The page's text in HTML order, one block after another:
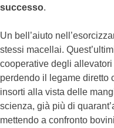
successo.
Un bell’aiuto
stessi macellai.
cooperative degli
perdendo il legame diretto
insorti alla vista delle
scienza, già più di
mettendo a confronto